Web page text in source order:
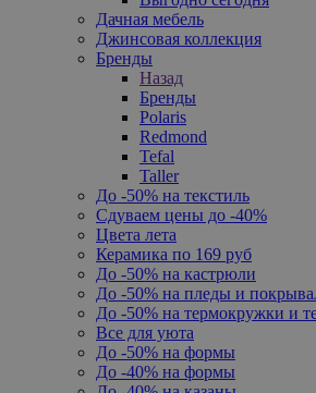
Дачная мебель
Джинсовая коллекция
Бренды
Назад
Бренды
Polaris
Redmond
Tefal
Taller
До -50% на текстиль
Сдуваем цены до -40%
Цвета лета
Керамика по 169 руб
До -50% на кастрюли
До -50% на пледы и
До -50% на термокружки и
Все для уюта
До -50% на формы
До -40% на формы